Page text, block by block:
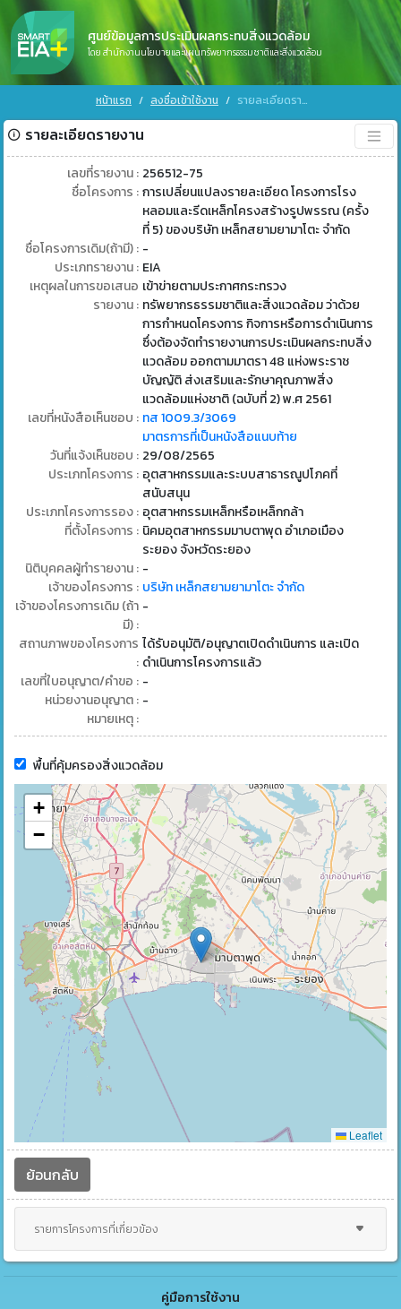
ศูนย์ข้อมูลการประเมินผลกระทบสิ่งแวดล้อม
โดย สำนักงานนโยบายและแผนทรัพยากรธรรมชาติและสิ่งแวดล้อม
หน้าแรก ลงชื่อเข้าใช้งาน รายละเอียดรายงาน
รายละเอียดรายงาน
เลขที่รายงาน : 256512-75
ชื่อโครงการ : การเปลี่ยนแปลงรายละเอียด โครงการโรง
หลอมและรีดเหล็กโครงสร้างรูปพรรณ (ครั้ง
ที่ 5) ของบริษัท เหล็กสยามยามาโตะ จำกัด
ชื่อโครงการเดิม(ถ้ามี) : -
ประเภทรายงาน : EIA
เหตุผลในการขอเสนอ
รายงาน :
เข้าข่ายตามประกาศกระทรวง
ทรัพยากรธรรมชาติและสิ่งแวดล้อม ว่าด้วย
การกำหนดโครงการ กิจการหรือการดำเนินการ
ซึ่งต้องจัดทำรายงานการประเมินผลกระทบสิ่ง
แวดล้อม ออกตามมาตรา 48 แห่งพระราช
บัญญัติ ส่งเสริมและรักษาคุณภาพสิ่ง
แวดล้อมแห่งชาติ (ฉบับที่ 2) พ.ศ 2561
เลขที่หนังสือเห็นชอบ : ทส 1009.3/3069
มาตรการที่เป็นหนังสือแนบท้าย
วันที่แจ้งเห็นชอบ : 29/08/2565
ประเภทโครงการ : อุตสาหกรรมและระบบสาธารณูปโภคที่
สนับสนุน
ประเภทโครงการรอง : อุตสาหกรรมเหล็กหรือเหล็กกล้า
ที่ตั้งโครงการ : นิคมอุตสาหกรรมมาบตาพุด อำเภอเมือง
ระยอง จังหวัดระยอง
นิติบุคคลผู้ทำรายงาน : -
เจ้าของโครงการ : บริษัท เหล็กสยามยามาโตะ จำกัด
เจ้าของโครงการเดิม (ถ้า
มี) :
-
สถานภาพของโครงการ
:
ได้รับอนุมัติ/อนุญาตเปิดดำเนินการ และเปิด
ดำเนินการโครงการแล้ว
เลขที่ใบอนุญาต/คำขอ : -
หน่วยงานอนุญาต : -
หมายเหตุ :
พื้นที่คุ้มครองสิ่งแวดล้อม
+
−
Leaflet
ย้อนกลับ
รายการโครงการที่เกี่ยวข้อง
คู่มือการใช้งาน